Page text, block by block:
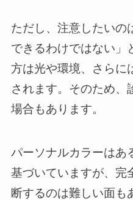
ただし、注意したいの
できるわけではない」
方は光や環境、さらに
されます。そのため、
場合もあります。
パーソナルカラーはあ
基づいていますが、完
断するのは難しい面も